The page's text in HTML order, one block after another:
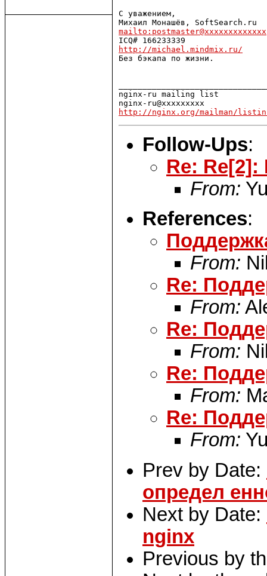
С уважением,
mailto:postmaster@xxxxxxxxxxxxx
http://michael.mindmix.ru/
Без бэкапа по жизни.
nginx-ru mailing list
http://nginx.org/mailman/
Follow-Ups:
Re:
From:
References:
From:
Re:
From:
Re:
From:
Re:
From:
Re:
From:
Prev by Date:
определ
Next by Date:
nginx
Previous by